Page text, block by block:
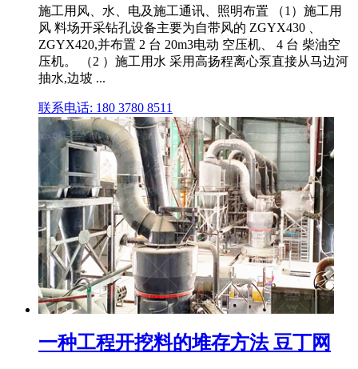
施工用风、水、电及施工通讯、照明布置 （1）施工用
风 料场开采钻孔设备主要为自带风的 ZGYX430 、
ZGYX420,并布置 2 台 20m3电动 空压机、 4 台 柴油空
压机。 （2 ）施工用水 采用高扬程离心泵直接从马边河
抽水,边坡 ...
联系电话: 180 3780 8511
一种工程开挖料的堆存方法 豆丁网